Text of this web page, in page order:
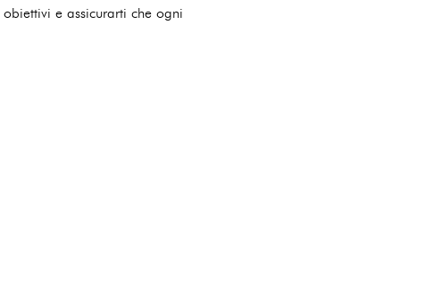
e assicurarti che ogni